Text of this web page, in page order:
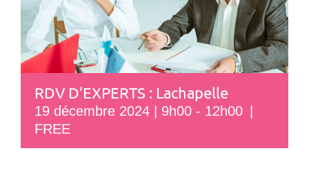
RDV D’EXPERTS : Lachapelle
19 décembre 2024 | 9h00 - 12h00
FREE